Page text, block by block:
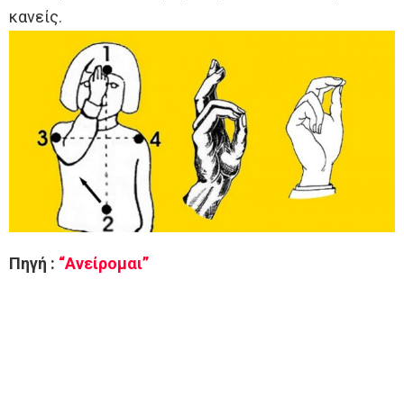
κανείς.
Πηγή : “Ανείρομαι”